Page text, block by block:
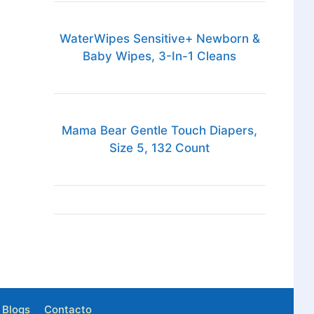
WaterWipes Sensitive+ Newborn &
Baby Wipes, 3-In-1 Cleans
Mama Bear Gentle Touch Diapers,
Size 5, 132 Count
Blogs Contacto